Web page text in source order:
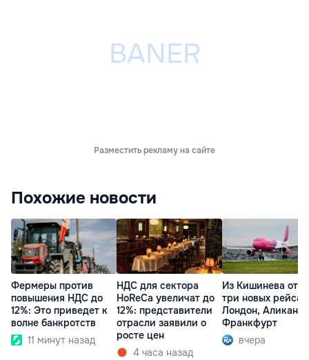
Разместить рекламу на сайте
Похожие новости
Фермеры против
повышения НДС до
12%: Это приведет к
волне банкротств
11 минут назад
НДС для сектора
HoReCa увеличат до
12%: представители
отрасли заявили о
росте цен
4 часа назад
Из Кишинева
три новых рейса
Лондон,
Франкфурт
вчера